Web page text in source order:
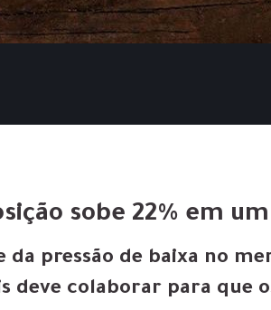
sobe 22% em
pressão de baixa no
colaborar para que